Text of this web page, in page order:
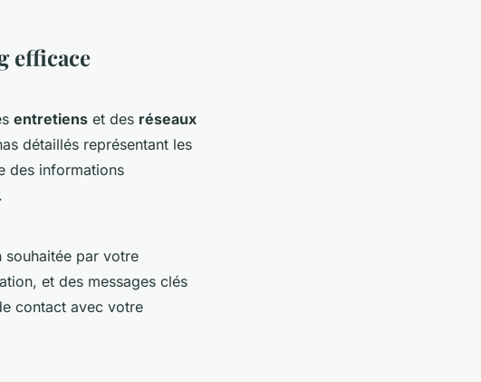
efficace
entretiens et des réseaux
détaillés représentant les
des informations
par votre
et des messages clés
contact avec votre